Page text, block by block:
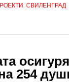
, СВИЛЕНГРАД
254